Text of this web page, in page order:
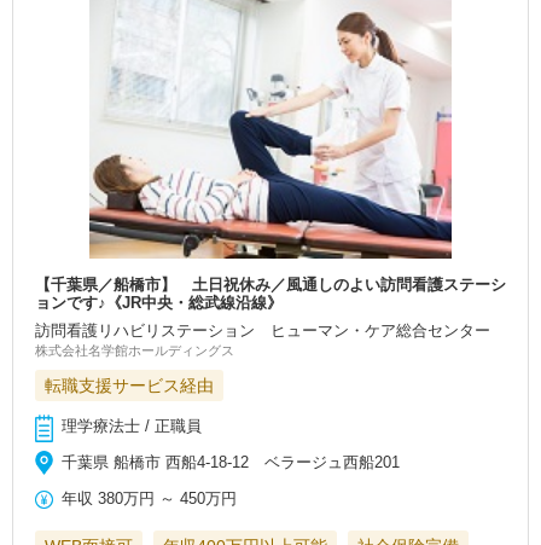
【千葉県／船橋市】 土日祝休み／風通しのよい訪問看護ステーシ
ョンです♪《JR中央・総武線沿線》
訪問看護リハビリステーション ヒューマン・ケア総合センター
株式会社名学館ホールディングス
転職支援サービス経由
理学療法士 / 正職員
千葉県 船橋市 西船4-18-12 ベラージュ西船201
年収 380万円 ～450万円